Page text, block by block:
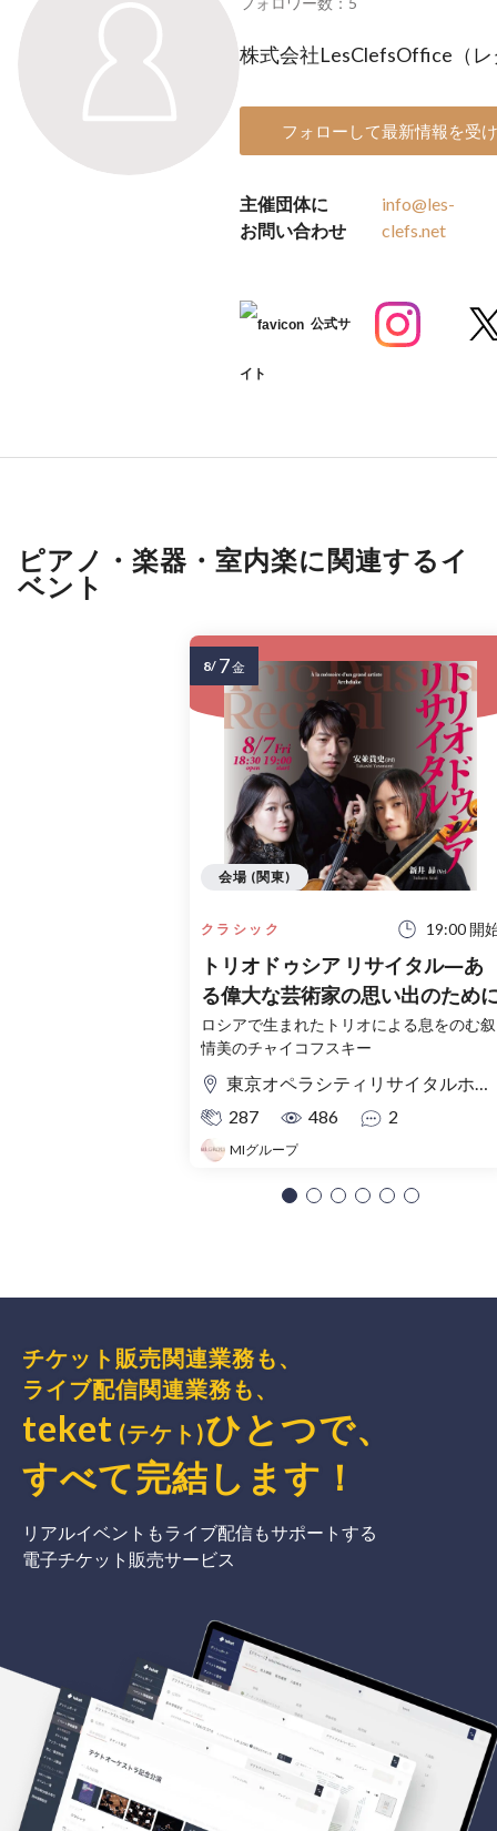
株式会社LesClefsOffice（
フォローして最新情報を受
主催団体に
お問い合わせ
info@les-
clefs.net
公式サ
イト
ピアノ・楽器・室内楽に関連するイ
ベント
クラシック 19:00 開
トリオドゥシア リサイタル―あ
る偉大な芸術家の思い出のため
ロシアで生まれたトリオによる息をのむ叙
情美のチャイコフスキー
東京オペラシティリサイタルホール
287
486 2
MIグループ
会場 (関東)
8/ 7金
チケット販売関連業務も、
ライブ配信関連業務も、
teket (テケト)ひとつで、
すべて完結 します ！
リアルイベントもライブ配信もサポートする
電子チケット販売サービス